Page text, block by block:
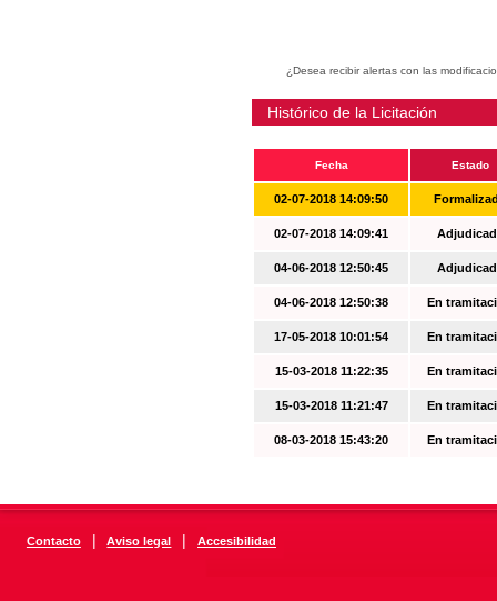
¿Desea recibir alertas con las
Histórico de la Licitación
Fecha Estado
02-07-2018 14:09:50
02-07-2018 14:09:41
04-06-2018 12:50:45
04-06-2018 12:50:38 En
17-05-2018 10:01:54 En
15-03-2018 11:22:35 En
15-03-2018 11:21:47 En
08-03-2018 15:43:20 En
Contacto | Aviso legal | Accesibilidad